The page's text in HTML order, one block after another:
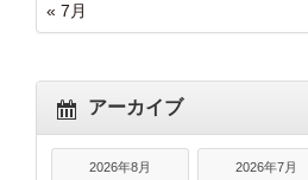
« 7月
アーカイブ
2026年8月 2026年7月